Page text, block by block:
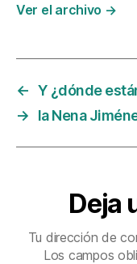
Ver el archivo →
← Y ¿dónde
→
la Nena
Deja
Tu dirección de
Los campos